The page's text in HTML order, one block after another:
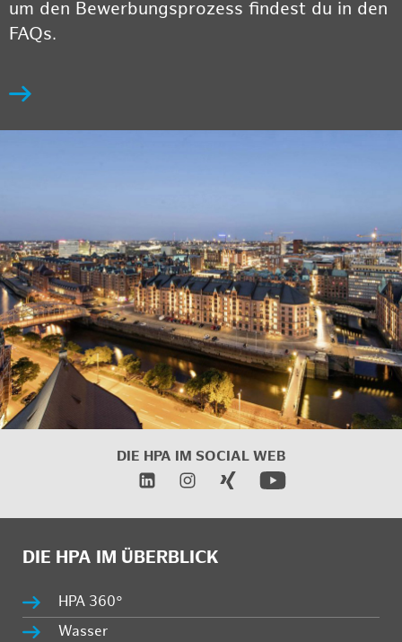
um den Bewerbungsprozess findest du in den
FAQs.
DIE HPA IM SOCIAL WEB
DIE HPA IM ÜBERBLICK
HPA 360°
Wasser